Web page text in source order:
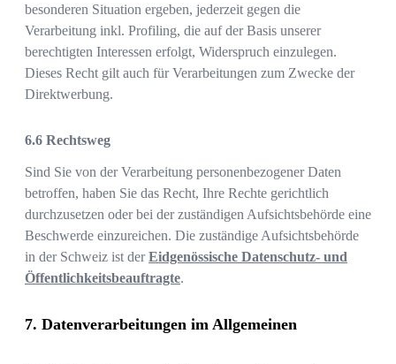
besonderen Situation ergeben, jederzeit gegen die
Verarbeitung inkl. Profiling, die auf der Basis unserer
berechtigten Interessen erfolgt, Widerspruch einzulegen.
Dieses Recht gilt auch für Verarbeitungen zum Zwecke der
Direktwerbung.
Rechtsweg
Sind Sie von der Verarbeitung personenbezogener Daten
betroffen, haben Sie das Recht, Ihre Rechte gerichtlich
durchzusetzen oder bei der zuständigen Aufsichtsbehörde eine
Beschwerde einzureichen. Die zuständige Aufsichtsbehörde
in der Schweiz ist derEidgenössische Datenschutz- und
Öffentlichkeitsbeauftragte.
Datenverarbeitungen im Allgemeinen